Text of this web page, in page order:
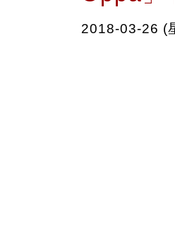
2018-03-26 (